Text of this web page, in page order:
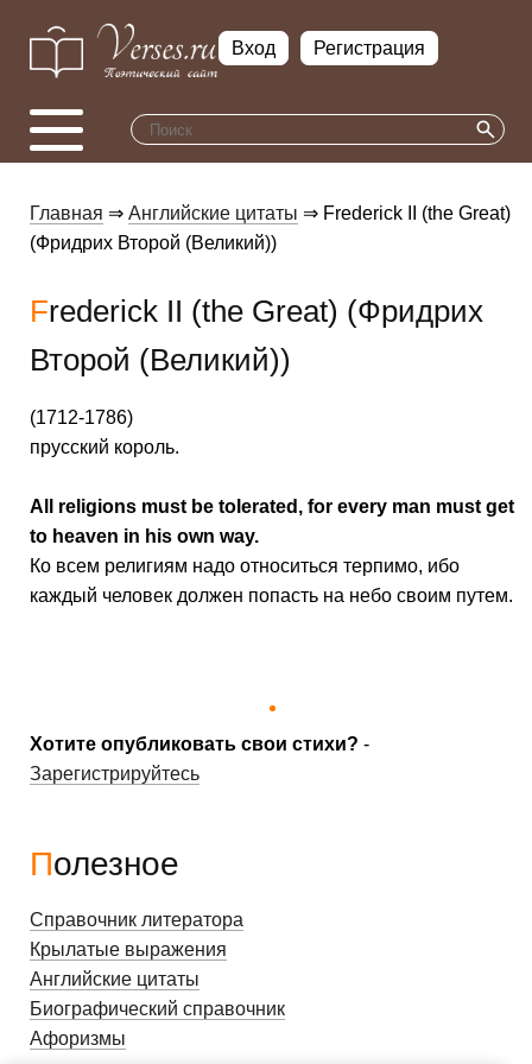
Вход Регистрация
Хотите опубликовать свои стихи? -
Зарегистрируйтесь
Главная ⇒ Английские цитаты ⇒ Frederick II (the Great)
(Фридрих Второй (Великий))
Frederick II (the Great) (Фридрих
Второй (Великий))
(1712-1786)
прусский король.
All religions must be tolerated, for every man must get
to heaven in his own way.
Ко всем религиям надо относиться терпимо, ибо
каждый человек должен попасть на небо своим путем.
Полезное
Справочник литератора
Крылатые выражения
Английские цитаты
Биографический справочник
Афоризмы